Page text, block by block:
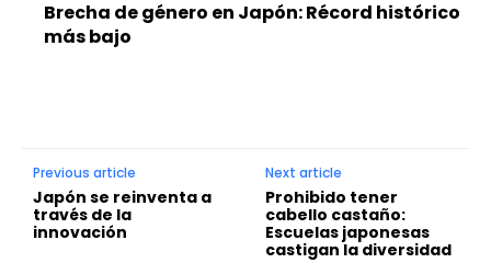
Brecha de género en Japón: Récord histórico
más bajo
Previous article
Japón se reinventa a
través de la
innovación
Next article
Prohibido tener
cabello castaño:
Escuelas japonesas
castigan la diversidad